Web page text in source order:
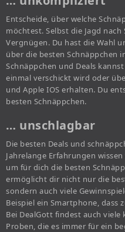
Entscheide, über welche
möchtest. Selbst die Jagd
Vergnügen. Du hast die Wahl
über die besten Schnäppchen
Schnäppchen und Deals
einmal verschickt wird oder
und Apple IOS erhalten. Du
besten Schnäppchen.
… unschlagbar
Die besten Deals und
Jahrelange Erfahrungen
um für dich die besten
ermöglicht dir nicht nur die
sondern auch viele
Beispiel ein Smartphone, dass
Bei DealGott findest auch
Proben, die es immer für ein